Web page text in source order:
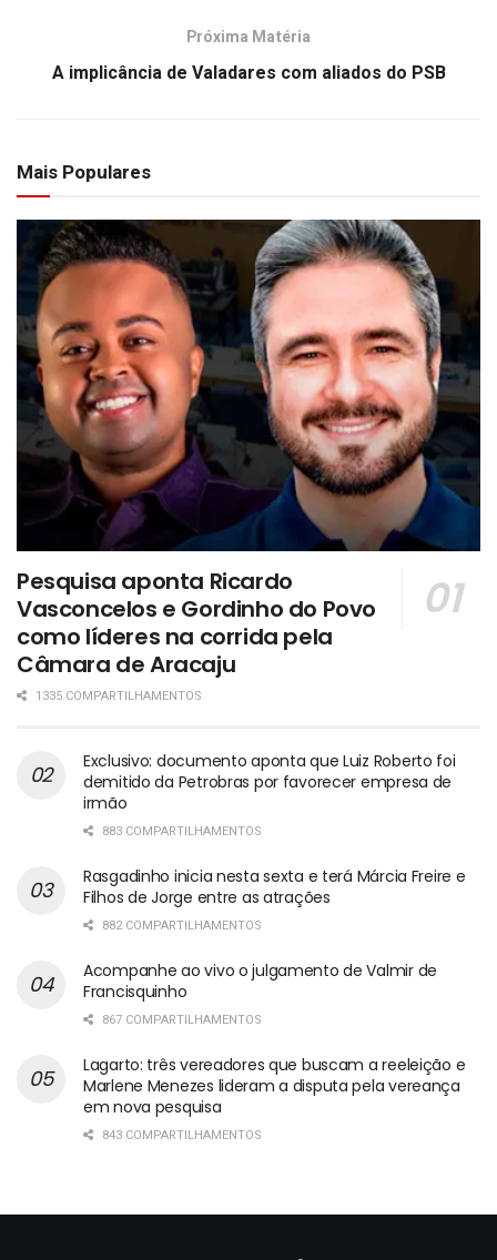
Próxima Matéria
A implicância de Valadares com aliados do PSB
Mais Populares
Pesquisa aponta Ricardo
Vasconcelos e Gordinho do Povo
como líderes na corrida pela
Câmara de Aracaju
1335 COMPARTILHAMENTOS
Exclusivo: documento aponta que Luiz Roberto foi
demitido da Petrobras por favorecer empresa de
irmão
883 COMPARTILHAMENTOS
Rasgadinho inicia nesta sexta e terá Márcia Freire e
Filhos de Jorge entre as atrações
882 COMPARTILHAMENTOS
Acompanhe ao vivo o julgamento de Valmir de
Francisquinho
867 COMPARTILHAMENTOS
Lagarto: três vereadores que buscam a reeleição e
Marlene Menezes lideram a disputa pela vereança
em nova pesquisa
843 COMPARTILHAMENTOS